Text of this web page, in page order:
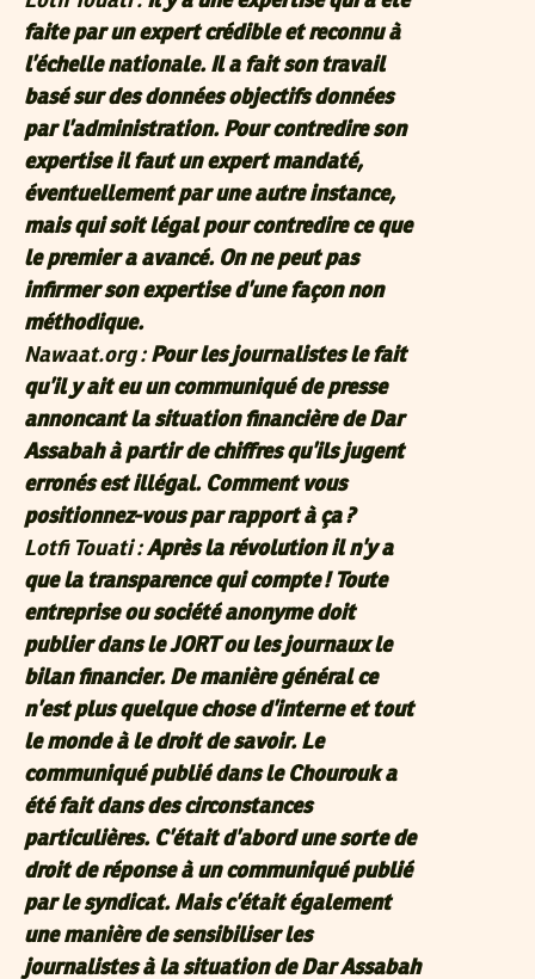
faite par un expert crédible et reconnu à
l’échelle nationale. Il a fait son travail
basé sur des données objectifs données
par l’administration. Pour contredire son
expertise il faut un expert mandaté,
éventuellement par une autre instance,
mais qui soit légal pour contredire ce que
le premier a avancé. On ne peut pas
infirmer son expertise d’une façon non
méthodique.
Nawaat.org :Pour les journalistes le fait
qu’il y ait eu un communiqué de presse
annoncant la situation financière de Dar
Assabah à partir de chiffres qu’ils jugent
erronés est illégal. Comment vous
positionnez-vous par rapport à ça ?
Lotfi Touati :Après la révolution il n’y a
que la transparence qui compte ! Toute
entreprise ou société anonyme doit
publier dans le JORT ou les journaux le
bilan financier. De manière général ce
n’est plus quelque chose d’interne et tout
le monde à le droit de savoir. Le
communiqué publié dans le Chourouk a
été fait dans des circonstances
particulières. C’était d’abord une sorte de
droit de réponse à un communiqué publié
par le syndicat. Mais c’était également
une manière de sensibiliser les
journalistes à la situation de Dar Assabah